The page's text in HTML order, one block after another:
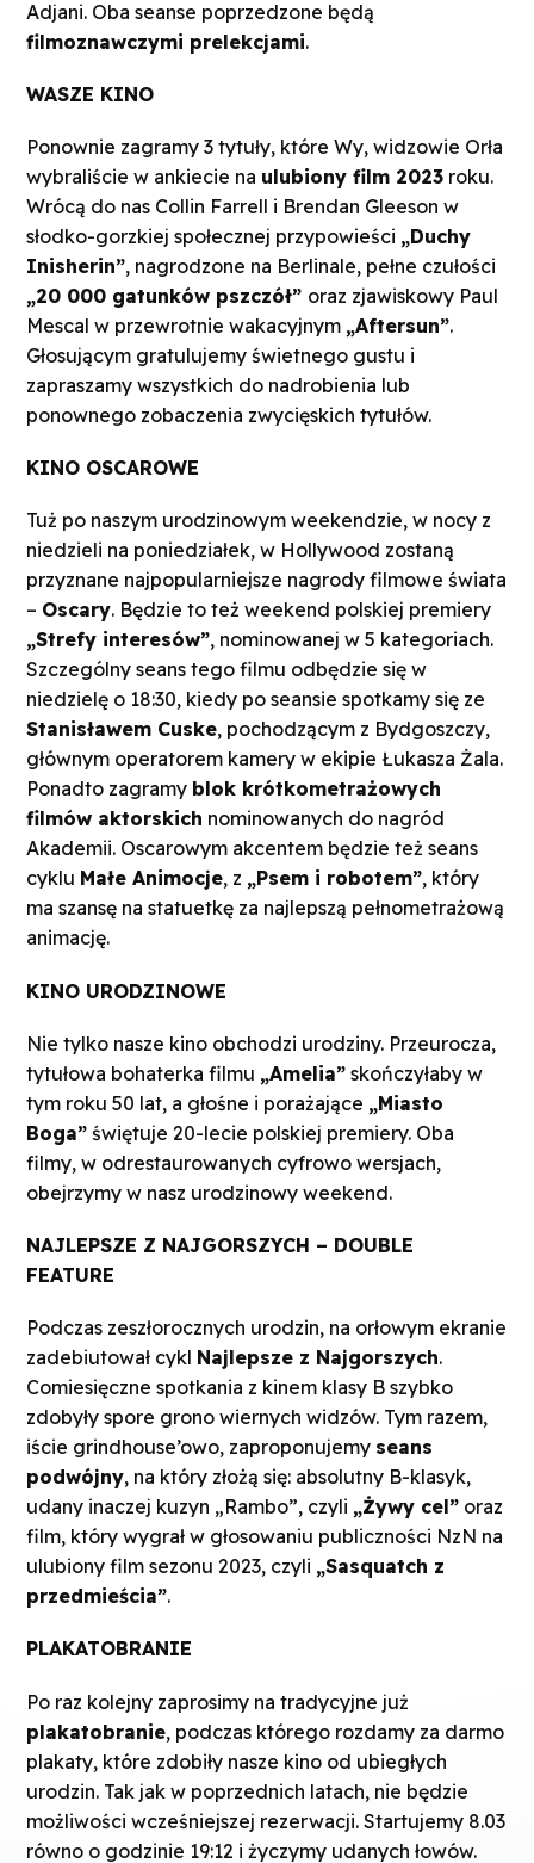
Adjani. Oba seanse poprzedzone będą
filmoznawczymi prelekcjami.
WASZE KINO
Ponownie zagramy 3 tytuły, które Wy, widzowie Orła
wybraliście w ankiecie na ulubiony film 2023 roku.
Wrócą do nas Collin Farrell i Brendan Gleeson w
słodko-gorzkiej społecznej przypowieści „Duchy
Inisherin”, nagrodzone na Berlinale, pełne czułości
„20 000 gatunków pszczół” oraz zjawiskowy Paul
Mescal w przewrotnie wakacyjnym „Aftersun”.
Głosującym gratulujemy świetnego gustu i
zapraszamy wszystkich do nadrobienia lub
ponownego zobaczenia zwycięskich tytułów.
KINO OSCAROWE
Tuż po naszym urodzinowym weekendzie, w nocy z
niedzieli na poniedziałek, w Hollywood zostaną
przyznane najpopularniejsze nagrody filmowe świata
– Oscary. Będzie to też weekend polskiej premiery
„Strefy interesów”, nominowanej w 5 kategoriach.
Szczególny seans tego filmu odbędzie się w
niedzielę o 18:30, kiedy po seansie spotkamy się ze
Stanisławem Cuske, pochodzącym z Bydgoszczy,
głównym operatorem kamery w ekipie Łukasza Żala.
Ponadto zagramy blok krótkometrażowych
filmów aktorskich nominowanych do nagród
Akademii. Oscarowym akcentem będzie też seans
cyklu Małe Animocje, z „Psem i robotem”, który
ma szansę na statuetkę za najlepszą pełnometrażową
animację.
KINO URODZINOWE
Nie tylko nasze kino obchodzi urodziny. Przeurocza,
tytułowa bohaterka filmu „Amelia” skończyłaby w
tym roku 50 lat, a głośne i porażające „Miasto
Boga” świętuje 20-lecie polskiej premiery. Oba
filmy, w odrestaurowanych cyfrowo wersjach,
obejrzymy w nasz urodzinowy weekend.
NAJLEPSZE Z NAJGORSZYCH – DOUBLE
FEATURE
Podczas zeszłorocznych urodzin, na orłowym ekranie
zadebiutował cykl Najlepsze z Najgorszych.
Comiesięczne spotkania z kinem klasy B szybko
zdobyły spore grono wiernych widzów. Tym razem,
iście grindhouse’owo, zaproponujemy seans
podwójny, na który złożą się: absolutny B-klasyk,
udany inaczej kuzyn „Rambo”, czyli „Żywy cel” oraz
film, który wygrał w głosowaniu publiczności NzN na
ulubiony film sezonu 2023, czyli „Sasquatch z
przedmieścia”.
PLAKATOBRANIE
Po raz kolejny zaprosimy na tradycyjne już
plakatobranie, podczas którego rozdamy za darmo
plakaty, które zdobiły nasze kino od ubiegłych
urodzin. Tak jak w poprzednich latach, nie będzie
możliwości wcześniejszej rezerwacji. Startujemy 8.03
równo o godzinie 19:12 i życzymy udanych łowów.